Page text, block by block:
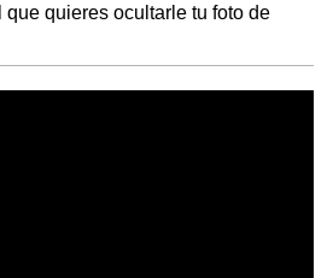
quieres ocultarle tu foto de